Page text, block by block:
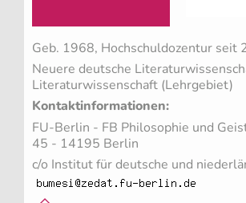
Geb. 1968, Hochschuldozentur
Neuere deutsche
Literaturwissenschaft (Lehrgebiet)
Kontaktinformationen:
FU-Berlin - FB Philosophie und
45 - 14195 Berlin
c/o Institut für deutsche und